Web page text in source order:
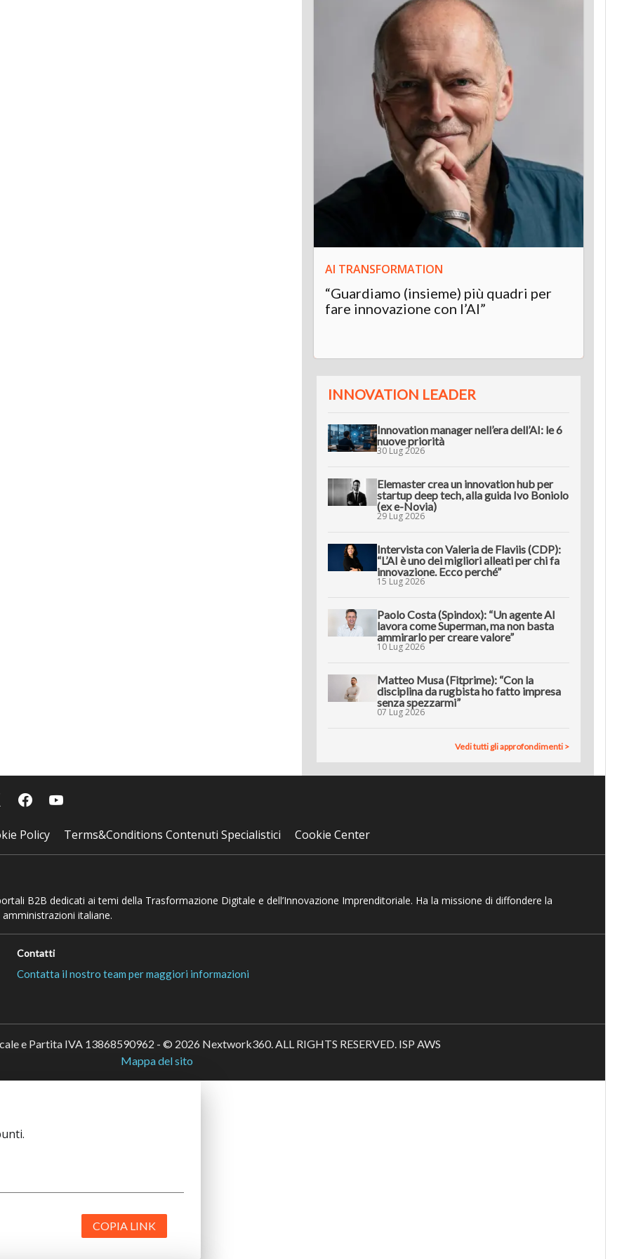
AI TRANSFORMATION
“Guardiamo (insieme) più quadri per
fare innovazione con l’AI”
INNOVATION LEADER
Innovation manager nell’era dell’AI: le 6
nuove priorità
30 Lug 2026
Elemaster crea un innovation hub per
startup deep tech, alla guida Ivo Boniolo
(ex e-Novia)
29 Lug 2026
Intervista con Valeria de Flaviis (CDP):
“L’AI è uno dei migliori alleati per chi fa
innovazione. Ecco perché”
15 Lug 2026
Paolo Costa (Spindox): “Un agente AI
lavora come Superman, ma non basta
ammirarlo per creare valore”
10 Lug 2026
Matteo Musa (Fitprime): “Con la
disciplina da rugbista ho fatto impresa
senza spezzarmi”
07 Lug 2026
Vedi tutti gli approfondimenti >
Policy Terms&Conditions Contenuti Specialistici Cookie Center
B2B dedicati ai temi della Trasformazione Digitale e dell’Innovazione Imprenditoriale. Ha la missione di diffondere la
italiane.
Contatti
Contatta il nostro team per maggiori informazioni
e Partita IVA 13868590962 - © 2026 Nextwork360. ALL RIGHTS RESERVED. ISP AWS
Mappa del sito
COPIA LINK